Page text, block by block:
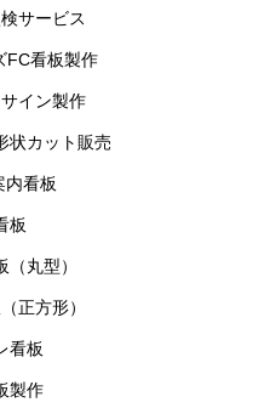
サービス
FC看板製作
イン製作
状カット販売
内看板
板
（丸型）
正方形）
看板
製作